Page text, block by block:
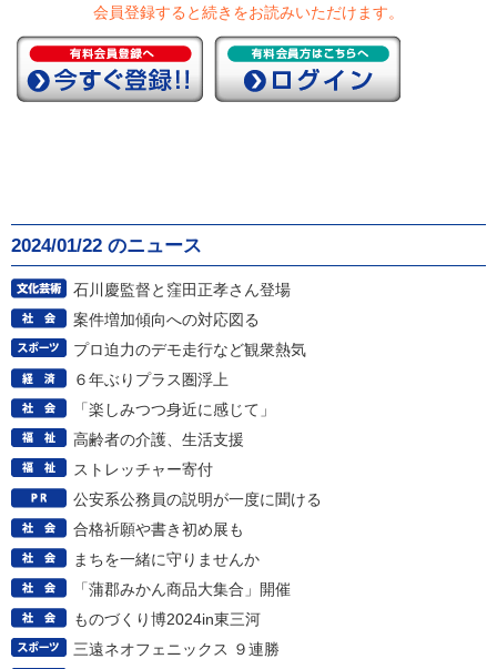
会員登録すると続きをお読みいただけます。
2024/01/22 のニュース
石川慶監督と窪田正孝さん登場
案件増加傾向への対応図る
プロ迫力のデモ走行など観衆熱気
６年ぶりプラス圏浮上
「楽しみつつ身近に感じて」
高齢者の介護、生活支援
ストレッチャー寄付
公安系公務員の説明が一度に聞ける
合格祈願や書き初め展も
まちを一緒に守りませんか
「蒲郡みかん商品大集合」開催
ものづくり博2024in東三河
三遠ネオフェニックス ９連勝